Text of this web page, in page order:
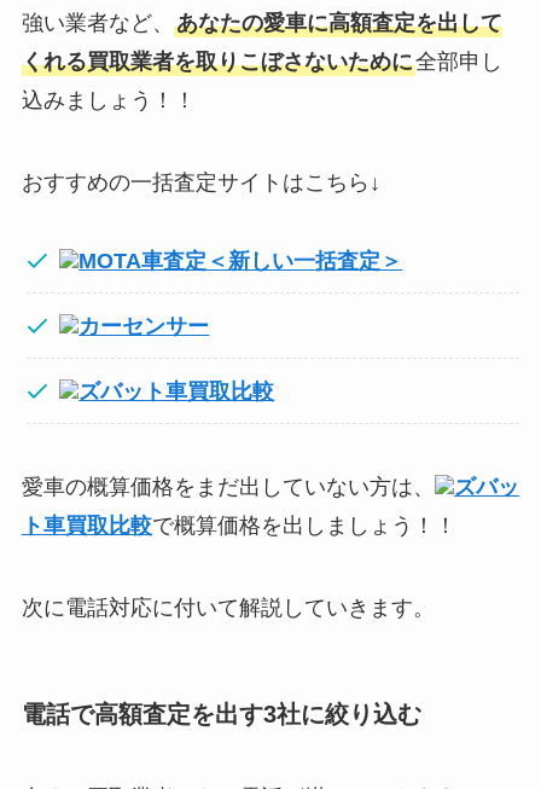
強い業者など、 あなたの愛車に高額査定を出して
くれる買取業者を取りこぼさないために全部申し
込みましょう！！
おすすめの一括査定サイトはこちら↓
MOTA車査定＜新しい一括査定＞
カーセンサー
ズバット車買取比較
愛車の概算価格をまだ出していない方は、
ズバッ
ト車買取比較で概算価格を出しましょう！！
次に電話対応に付いて解説していきます。
電話で高額査定を出す3社に絞り込む